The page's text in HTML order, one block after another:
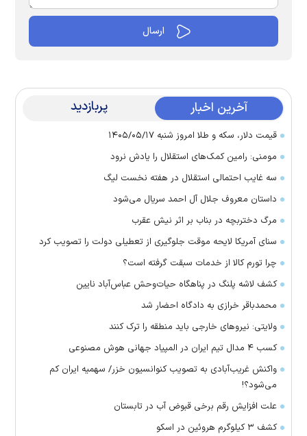
آخرین اخبار پربازدید
قیمت دلار، سکه و طلا امروز شنبه ۱۴۰۵/۰۵/۱۷
مومنی: رامین کمک‌های استقلال را یادش نرود
سه غایب احتمالی استقلال در هفته نخست لیگ
داستان معروف جلال آل احمد سریال می‌شود
مرگ دختربچه در بناب بر اثر نیش عقرب
سنای آمریکا لایحه موقت جلوگیری از تعطیلی دولت را تصویب کرد
چرا تورم کالا از خدمات سبقت گرفته است؟
کشف لاشه پلنگ در پناهگاه حیات‌وحش عباس‌آباد نایین
محمدباقر خرازی به دادگاه احضار شد
ولایتی: نیرو‌های خارجی باید منطقه را ترک کنند
کسب ۴ مدال تیم ایران در المپیاد جهانی هوش مصنوعی
واکنش غریب‌آبادی به تصویب کنوانسیون خزر/ سهمیه ایران کم
می‌شود؟!
علت افزایش رقم برخی قبوض آب در تابستان
کشف ۳ کیلوگرم هروئین در اسکو